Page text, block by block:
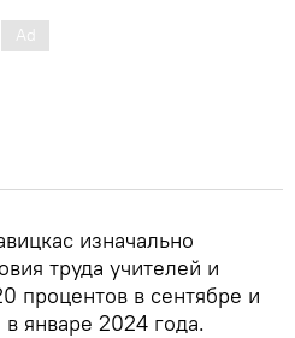
изначально
труда учителей и
процентов в сентябре и
январе 2024 года.